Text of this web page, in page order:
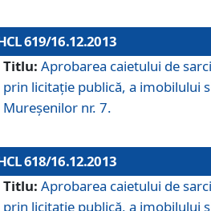
619/16.12.2013
Titlu: Aprobarea caietului de
prin licitaţie publică, a imobilului
Mureşenilor nr. 7.
618/16.12.2013
Titlu: Aprobarea caietului de
prin licitaţie publică, a imobilului